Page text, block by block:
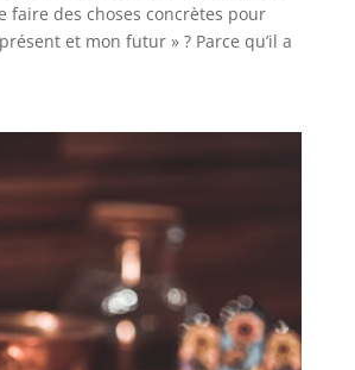
faire des choses concrètes pour
et mon futur » ? Parce qu’il a